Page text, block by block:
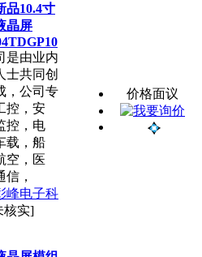
品10.4寸
晶屏
是由业内
士共同创
，公司专
控，安
控，电
载，船
空，医
信，
峰电子科
核实]
价格面议